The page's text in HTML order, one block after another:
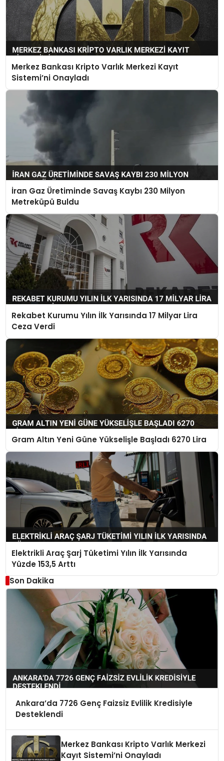
Merkez Bankası Kripto Varlık Merkezi Kayıt
Sistemi’ni Onayladı
İran Gaz Üretiminde Savaş Kaybı 230 Milyon
Metreküpü Buldu
Rekabet Kurumu Yılın İlk Yarısında 17 Milyar Lira
Ceza Verdi
Gram Altın Yeni Güne Yükselişle Başladı 6270 Lira
Elektrikli Araç Şarj Tüketimi Yılın İlk Yarısında
Yüzde 153,5 Arttı
Son Dakika
Ankara’da 7726 Genç Faizsiz Evlilik Kredisiyle
Desteklendi
Merkez Bankası Kripto Varlık Merkezi
Kayıt Sistemi’ni Onayladı